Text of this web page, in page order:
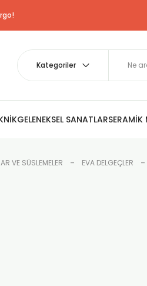
GELENEKSEL SANATLARSERAMİK
VE SÜSLEMELER EVA DELGEÇLER